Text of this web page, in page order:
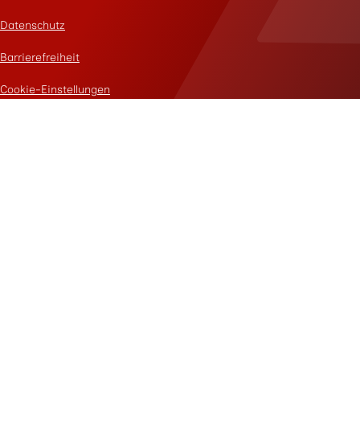
Datenschutz
Barrierefreiheit
Cookie-Einstellungen